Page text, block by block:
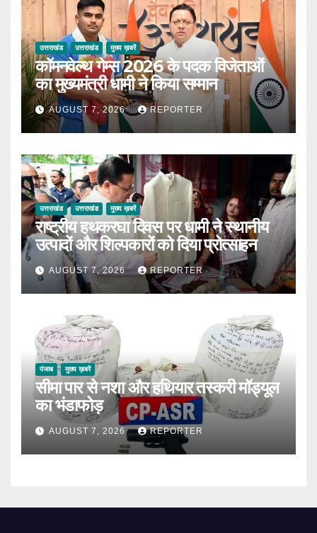
उत्तराखंड उत्तराखंड मुख्य ख़बरें
कॉमनवेल्थ गेम्स 2026 के पदक विजेताओं
का मुख्यमंत्री धामी ने किया सम्मान
AUGUST 7, 2026 REPORTER
उत्तराखंड उत्तराखंड मुख्य ख़बरें
राष्ट्रीय हथकरघा दिवस पर धामी ने स्थानीय
उत्पादों और शिल्पकारों को दिया प्रोत्साहन
AUGUST 7, 2026 REPORTER
पंजाब मुख्य ख़बरें
सीमा पार से नशा और हथियार तस्करी मॉड्यूल
का भंडाफोड़
AUGUST 7, 2026 REPORTER